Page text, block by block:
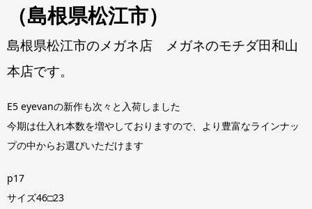
（島根県松江市）
島根県松江市のメガネ店 メガネのモチダ田和山
本店です。
E5 eyevanの新作も次々と入荷しました
今期は仕入れ本数を増やしておりますので、より豊富なラインナッ
プの中からお選びいただけます
p17
サイズ46□23